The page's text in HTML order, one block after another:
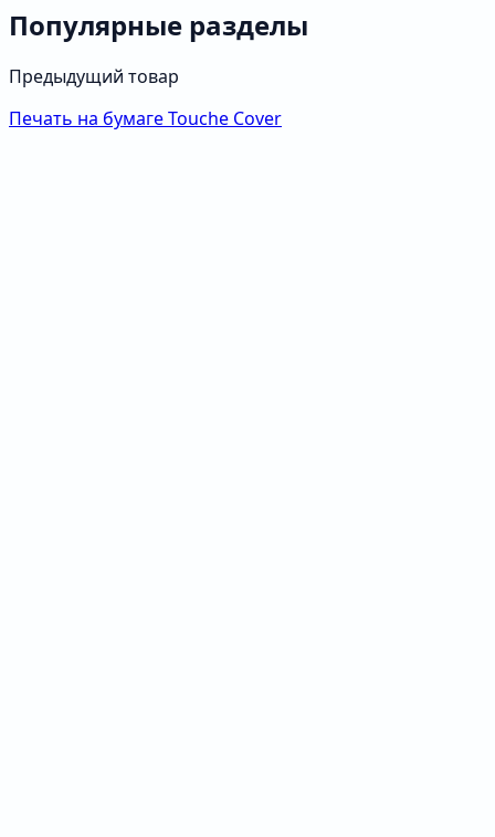
Популярные разделы
Предыдущий товар
Печать на бумаге Touche Cover